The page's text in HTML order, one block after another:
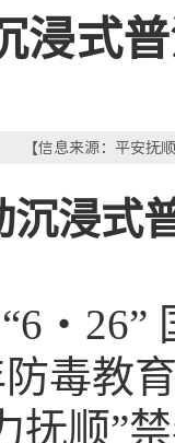
浸式
【信息来源：平安
沉浸式
6 ・ 26”
毒教
抚顺”